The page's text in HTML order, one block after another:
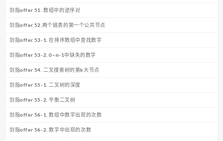
剑指offer 51. 数组中的逆序对
剑指offer 52.两个链表的第一个公共节点
剑指offer 53-1. 在排序数组中查找数字
剑指offer 53-2. 0~n-1中缺失的数字
剑指offer 54. 二叉搜索树的第k大节点
剑指offer 55-1. 二叉树的深度
剑指offer 55-2. 平衡二叉树
剑指offer 56-1. 数组中数字出现的次数
剑指offer 56-2. 数字中出现的次数